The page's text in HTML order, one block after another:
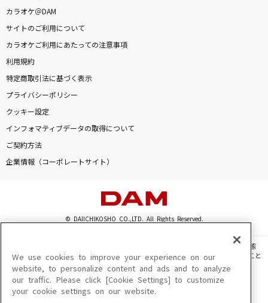
カラオケ＠DAM
サイトのご利用について
カラオケご利用にあたっての注意事項
利用規約
特定商取引法に基づく表示
プライバシーポリシー
クッキー設定
インフォマティブデータの取得について
ご契約方法
企業情報（コーポレートサイト）
© DAIICHIKOSHO CO.,LTD. All Rights Reserved.
このサイトに掲載されている一切の文章・画像・写真・動画・音声等を、手段や形態
を問わず、著作権法の定める範囲を超えて無断で複製、転載、ファイル化などすること
を禁じます。
楽曲及びコンテンツは、機種によりご利用いただけない場合があります。
楽曲及びコンテンツの配信日、配信内容が変更になる場合があります。
We use cookies to improve your experience on our
website, to personalize content and ads and to analyze
our traffic. Please click [Cookie Settings] to customize
your cookie settings on our website.